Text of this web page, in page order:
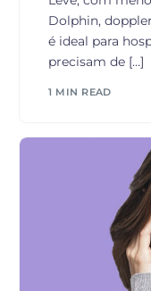
Dolphin,
é ideal para
precisam de […]
1 MIN READ